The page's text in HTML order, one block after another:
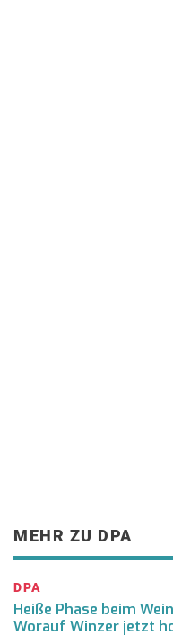
MEHR ZU DPA
DPA
Heiße Phase beim
Worauf Winzer jetzt